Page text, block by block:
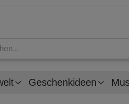
Geschenkideen